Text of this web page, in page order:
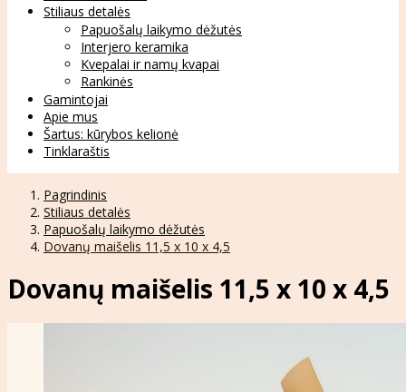
Stiliaus detalės
Papuošalų laikymo dėžutės
Interjero keramika
Kvepalai ir namų kvapai
Rankinės
Gamintojai
Apie mus
Šartus: kūrybos kelionė
Tinklaraštis
Pagrindinis
Stiliaus detalės
Papuošalų laikymo dėžutės
Dovanų maišelis 11,5 x 10 x 4,5
Dovanų maišelis 11,5 x 10 x 4,5